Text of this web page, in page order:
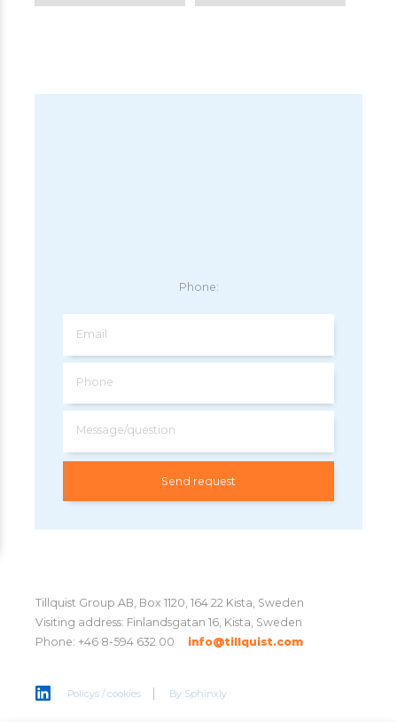
Phone:
Email
Phone
Message/question
Tillquist Group AB, Box 1120, 164 22 Kista, Sweden
Visiting address: Finlandsgatan 16, Kista, Sweden
Phone: +46 8-594 632 00
info@tillquist.com
Policys / cookies By Sphinxly